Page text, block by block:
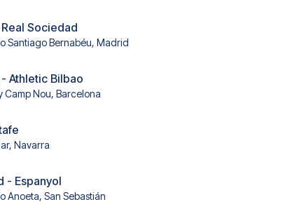
Sociedad
Santiago Bernabéu, Madrid
Athletic Bilbao
Camp Nou, Barcelona
Navarra
- Espanyol
Anoeta, San Sebastián